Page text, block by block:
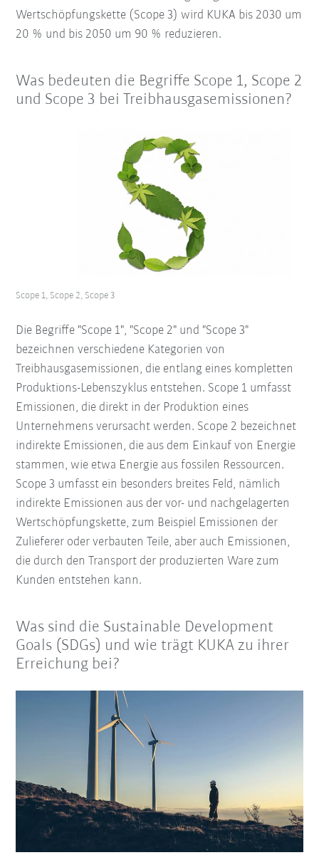
Wertschöpfungskette (Scope 3) wird KUKA bis 2030 um
20 % und bis 2050 um 90 % reduzieren.
Was bedeuten die Begriffe Scope 1, Scope 2
und Scope 3 bei Treibhausgasemissionen?
Die Begriffe "Scope 1", "Scope 2" und "Scope 3"
bezeichnen verschiedene Kategorien von
Treibhausgasemissionen, die entlang eines kompletten
Produktions-Lebenszyklus entstehen. Scope 1 umfasst
Emissionen, die direkt in der Produktion eines
Unternehmens verursacht werden. Scope 2 bezeichnet
indirekte Emissionen, die aus dem Einkauf von Energie
stammen, wie etwa Energie aus fossilen Ressourcen.
Scope 3 umfasst ein besonders breites Feld, nämlich
indirekte Emissionen aus der vor- und nachgelagerten
Wertschöpfungskette, zum Beispiel Emissionen der
Zulieferer oder verbauten Teile, aber auch Emissionen,
die durch den Transport der produzierten Ware zum
Kunden entstehen kann.
Scope 1, Scope 2, Scope 3
Was sind die Sustainable Development
Goals (SDGs) und wie trägt KUKA zu ihrer
Erreichung bei?